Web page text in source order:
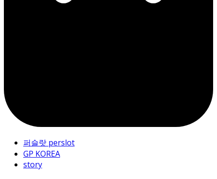
퍼슬랏 perslot
GP KOREA
story